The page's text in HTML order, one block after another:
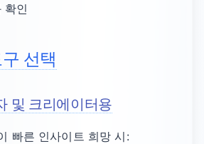
확인
선택
및 크리에이터용
빠른 인사이트 희망 시: